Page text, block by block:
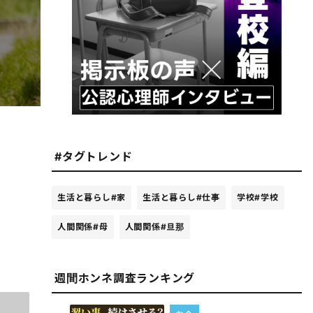
#タグトレンド
生活と暮らし#家 生活と暮らし#仕事 学校#学校
人間関係#母 人間関係#旦那
週間ホンネ調査ランキング